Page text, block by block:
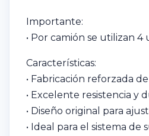
Importante:
• Por camión se utilizan 4
Características:
• Fabricación reforzada
• Excelente resistencia y
• Diseño original para
• Ideal para el sistema de